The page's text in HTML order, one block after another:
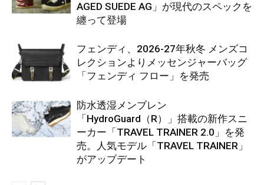
AGED SUEDE AG」が現代のスペックを
纏って登場
フェンディ、2026-27年秋冬 メンズコ
レクションよりメッセンジャーバッグ
「フェンディ フロー」を発売
防水透湿メンブレン
「HydroGuard（R）」搭載の新作スニ
ーカー「TRAVEL TRAINER 2.0」を発
売。人気モデル「TRAVEL TRAINER」
がアップデート